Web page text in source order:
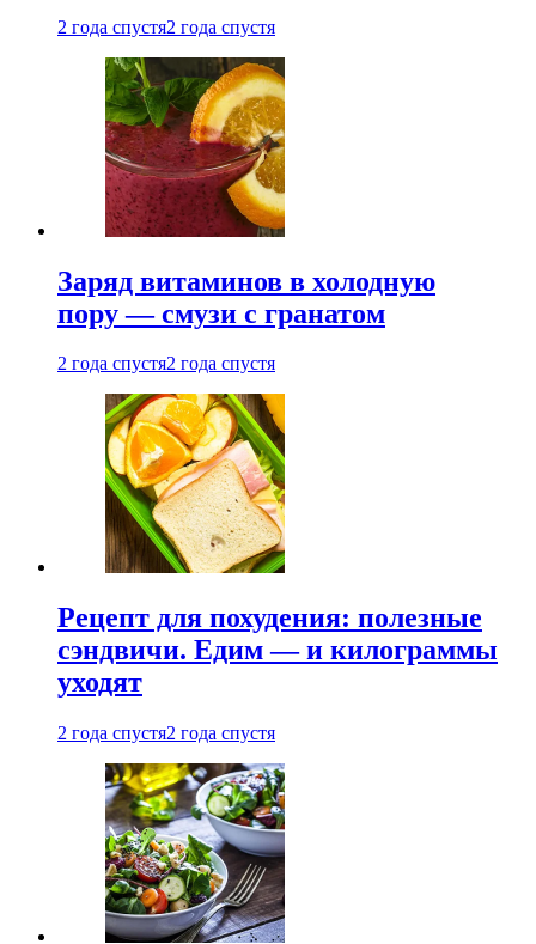
2 года спустя2 года спустя
Заряд витаминов в холодную
пору — смузи с гранатом
2 года спустя2 года спустя
Рецепт для похудения: полезные
сэндвичи. Едим — и килограммы
уходят
2 года спустя2 года спустя